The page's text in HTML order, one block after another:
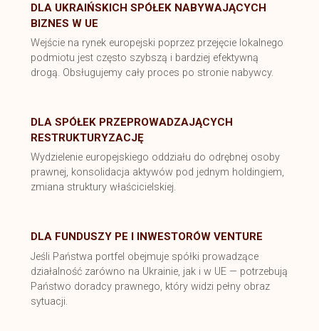
DLA UKRAIŃSKICH SPÓŁEK NABYWAJĄCYCH
BIZNES W UE
Wejście na rynek europejski poprzez przejęcie lokalnego
podmiotu jest często szybszą i bardziej efektywną
drogą. Obsługujemy cały proces po stronie nabywcy.
DLA SPÓŁEK PRZEPROWADZAJĄCYCH
RESTRUKTURYZACJĘ
Wydzielenie europejskiego oddziału do odrębnej osoby
prawnej, konsolidacja aktywów pod jednym holdingiem,
zmiana struktury właścicielskiej.
DLA FUNDUSZY PE I INWESTORÓW VENTURE
Jeśli Państwa portfel obejmuje spółki prowadzące
działalność zarówno na Ukrainie, jak i w UE — potrzebują
Państwo doradcy prawnego, który widzi pełny obraz
sytuacji.